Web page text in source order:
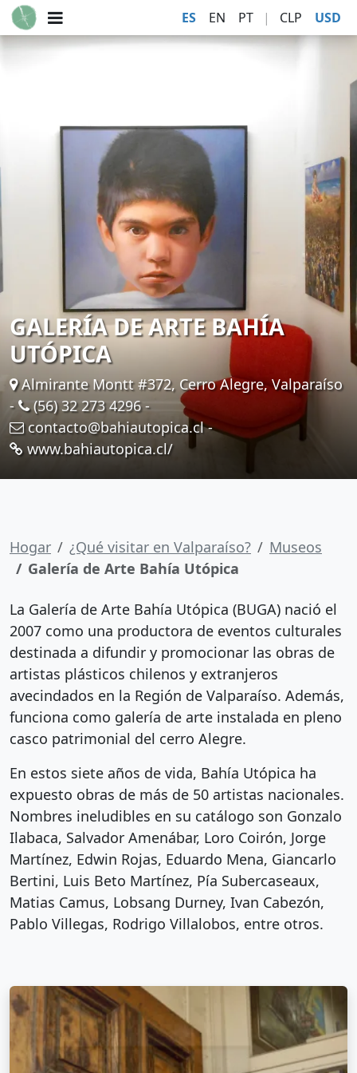
ES EN PT | CLP USD
GALERÍA DE ARTE BAHÍA
UTÓPICA
Almirante Montt #372, Cerro Alegre, Valparaíso
-
(56) 32 273 4296-
contacto@bahiautopica.cl-
www.bahiautopica.cl/
Hogar ¿Qué visitar en Valparaíso?
Museos
Galería de Arte Bahía Utópica
La Galería de Arte Bahía Utópica (BUGA) nació el
2007 como una productora de eventos culturales
destinada a difundir y promocionar las obras de
artistas plásticos chilenos y extranjeros
avecindados en la Región de Valparaíso. Además,
funciona como galería de arte instalada en pleno
casco patrimonial del cerro Alegre.
En estos siete años de vida, Bahía Utópica ha
expuesto obras de más de 50 artistas nacionales.
Nombres ineludibles en su catálogo son Gonzalo
Ilabaca, Salvador Amenábar, Loro Coirón, Jorge
Martínez, Edwin Rojas, Eduardo Mena, Giancarlo
Bertini, Luis Beto Martínez, Pía Subercaseaux,
Matias Camus, Lobsang Durney, Ivan Cabezón,
Pablo Villegas, Rodrigo Villalobos, entre otros.